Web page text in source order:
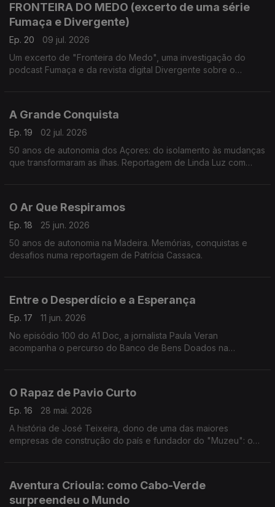
FRONTEIRA DO MEDO (excerto de uma série
Fumaça e Divergente)
Ep. 20
09 jul. 2026
Um excerto de "Fronteira do Medo", uma investigação do
podcast Fumaça e da revista digital Divergente sobre o
A Grande Conquista
Ep. 19
02 jul. 2026
50 anos de autonomia dos Açores: do isolamento às mudanças
que transformaram as ilhas. Reportagem de Linda Luz com
O Ar Que Respiramos
Ep. 18
25 jun. 2026
50 anos de autonomia na Madeira. Memórias, conquistas e
desafios numa reportagem de Patrícia Cassaca.
Entre o Desperdício e a Esperança
Ep. 17
11 jun. 2026
No episódio 100 do A1 Doc, a jornalista Paula Veran
acompanha o percurso do Banco de Bens Doados na
O Rapaz de Pavio Curto
Ep. 16
28 mai. 2026
A história de José Teixeira, dono de uma das maiores
empresas de construção do país e fundador do "Muzeu": o
Aventura Crioula: como Cabo-Verde
surpreendeu o Mundo